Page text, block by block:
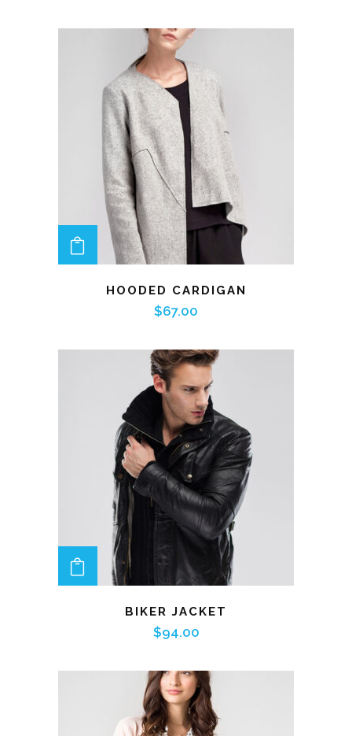
ADD TO CART
HOODED CARDIGAN
$67.00
ADD TO CART
BIKER JACKET
$94.00